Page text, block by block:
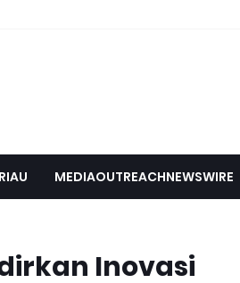
RIAU MEDIAOUTREACHNEWSWIRE
Inovasi